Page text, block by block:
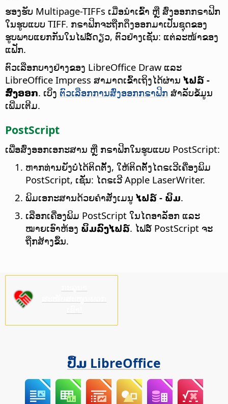
ຮອງຮັບ Multipage-TIFFs ເມື່ອນຳເຂົ້າ ຫຼື ສົ່ງອອກກຣາຟິກ
ໃນຮູບແບບ TIFF. ກຣາຟິກຈະຖືກດຶງອອກມາເປັນຊຸດຂອງ
ຮູບພາບແຍກກັນໃນໄຟລ໌ດຽວ, ຕົວຢ່າງເຊັ່ນ: ແຕ່ລະໜ້າຂອງ
ແຟັກ.
ຕົວເລືອກບາງຢ່າງຂອງ LibreOffice Draw ແລະ
LibreOffice Impress ສາມາດເຂົ້າເຖິງໄດ້ຜ່ານ ໄຟລ໌ -
ສົ່ງອອກ. ເບິ່ງ ຕົວເລືອກການສົ່ງອອກກຣາຟິກ ສຳລັບຂໍ້ມູນ
ເພີ່ມເຕີມ.
PostScript
ເພື່ອສົ່ງອອກເອກະສານ ຫຼື ກຣາຟິກໃນຮູບແບບ PostScript:
ຫາກທ່ານຍັງບໍ່ໄດ້ຕິດຕັ້ງ, ໃຫ້ຕິດຕັ້ງໄດຣເວີເຄື່ອງພິມ
PostScript, ເຊັ່ນ: ໄດຣເວີ Apple LaserWriter.
ພິມເອກະສານດ້ວຍຄຳສັ່ງເມນູ ໄຟລ໌ - ພິມ.
ເລືອກເຄື່ອງພິມ PostScript ໃນໄດອາລັອກ ແລະ
ໝາຍເອົາຫ້ອງ ພິມລົງໄຟລ໌. ໄຟລ໌ PostScript ຈະ
ຖືກສ້າງຂຶ້ນ.
ປຶ້ມ LibreOffice